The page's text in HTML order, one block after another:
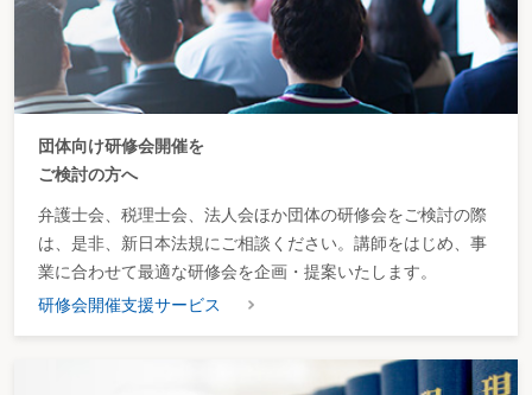
団体向け研修会開催を
ご検討の方へ
弁護士会、税理士会、法人会ほか団体の研修会をご検討の際
は、是非、新日本法規にご相談ください。講師をはじめ、事
業に合わせて最適な研修会を企画・提案いたします。
研修会開催支援サービス